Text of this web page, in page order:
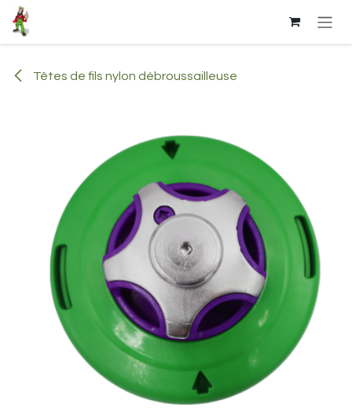
Se rendre au contenu
Têtes de fils nylon débroussailleuse